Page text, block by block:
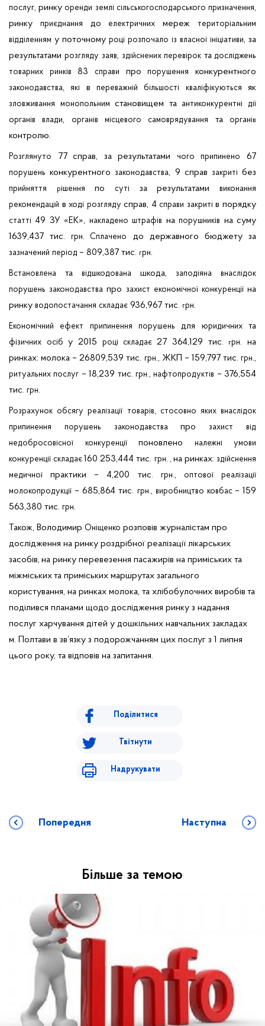
послуг, ринку оренди землі сільськогосподарського призначення,
ринку приєднання до електричних мережтериторіальним
відділенням у поточному році розпочало із власної ініціативи, за
результатами розгляду заяв, здійснених перевірок та досліджень
товарних
ринків 83 справи пропорушення конкурентного
законодавства, які впереважній більшості кваліфікуються як
зловживання монопольним становищем та антиконкурентні
дії
органів
влади, органів місцевого самоврядування та органів
контролю.
Розглянуто 77 справ, за результатами чого припинено 67
порушень конкурентного законодавства, 9 справ закриті без
прийняття рішення по суті за результатамивиконання
рекомендацій вході розгляду справ, 4 справи закриті в порядку
статті 49 ЗУ «ЕК», накладено штрафів напорушників на суму
1639,437 тис.грн. Сплачено до державного бюджету за
зазначений період – 809,387 тис. грн.
Встановлена тавідшкодована шкода, заподіяна
внаслідок
порушень законодавства про захист економічної конкуренціїна
ринку водопостачання складає 936,967 тис. грн.
Економічний ефект припинення порушень для юридичнихта
фізичних осіб у 2015 році складає27 364,129 тис. грн. на
ринках: молока – 26809,539 тис. грн., ЖКП – 159,797 тис. грн.,
ритуальних послуг – 18,239 тис. грн.,нафтопродуктів – 376,554
тис. грн.
Розрахунок обсягу реалізації товарів, стосовно яких внаслідок
припинення
порушень законодавствапро захист
від
недобросовісної
конкуренціїпоновлено належні
умови
конкуренції складає 160 253,444 тис. грн. , на ринках: здійснення
медичної практики – 4,200 тис. грн., оптової
реалізації
молокопродукції – 685,864 тис. грн., виробництво ковбас – 159
563,380 тис. грн.
Також, Володимир Оніщенко розповів журналістам про
дослідження на ринку роздрібної реалізації лікарських
засобів, на ринку перевезення пасажирів на приміських та
міжміськихта приміських маршрутах загального
користування, на ринках молока, та хлібобулочних виробів та
поділився планами щодо дослідження ринку з надання
послуг харчування дітей у дошкільних навчальних закладах
м. Полтави в зв’язку з подорожчанням цих послуг з 1 липня
цього року, та відповів на запитання.
Поділитися
Твітнути
Надрукувати
Попередня Наступна
Більше за темою